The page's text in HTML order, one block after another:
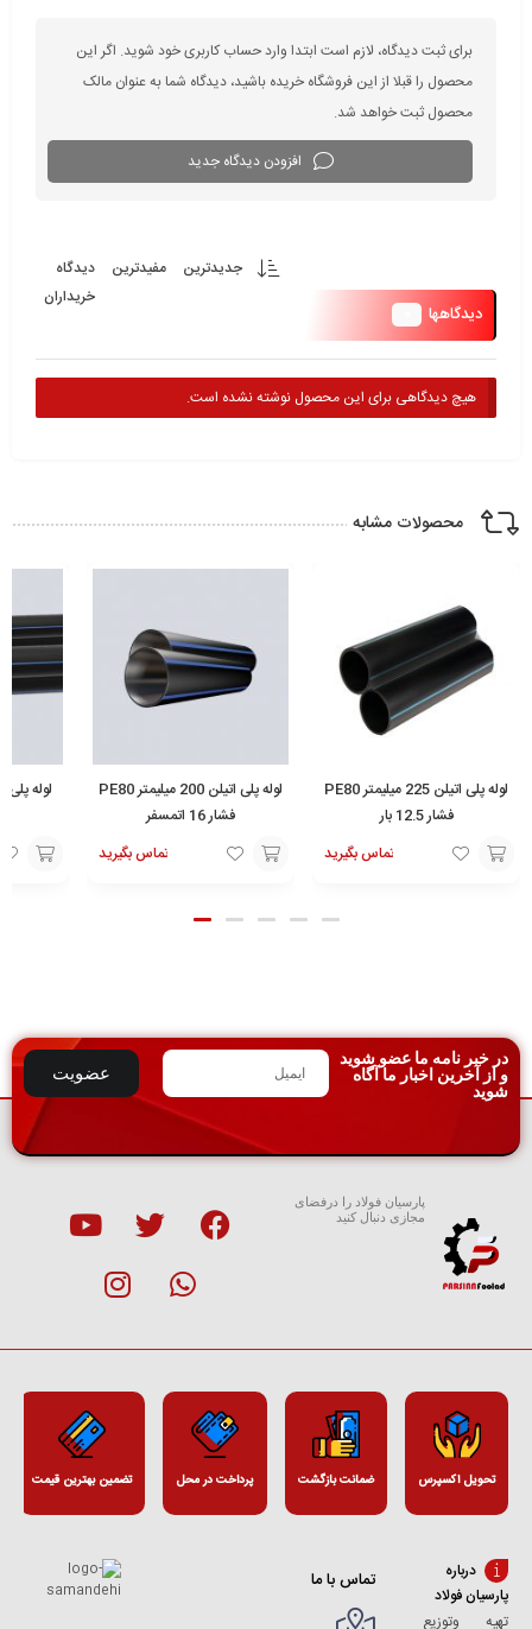
برای ثبت دیدگاه، لازم است ابتدا وارد حساب کاربری خود شوید. اگر این
محصول را قبلا از این فروشگاه خریده باشید، دیدگاه شما به عنوان مالک
محصول ثبت خواهد شد.
افزودن دیدگاه جدید
دیدگاهها
جدیدترین مفیدترین
دیدگاه
خریداران
هیچ دیدگاهی برای این محصول نوشته نشده است.
محصولات مشابه
لوله پلی اتیلن 225 میلیمتر PE80
فشار 12.5 بار
تماس بگیرید
لوله پلی اتیلن 200 میلیمتر PE80
فشار 16 اتمسفر
تماس بگیرید
با ما
عضویت
در خبر نامه ما عضو شوید
و از آخرین اخبار ما آگاه
شوید
پارسیان فولاد را درفضای
مجازی دنبال کنید
تحویل اکسپرس ضمانت بازگشت پرداخت در محل تضمین بهترین قیمت
درباره
پارسیان فولاد
تهیه وتوزیع
تماس با ما